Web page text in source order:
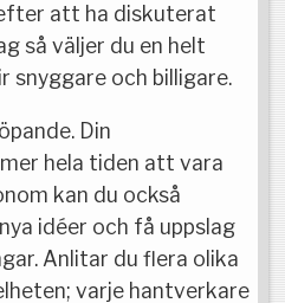
att ha diskuterat
så väljer du en helt
snyggare och billigare.
Din
hela tiden att vara
kan du också
idéer och få uppslag
Anlitar du flera olika
varje hantverkare